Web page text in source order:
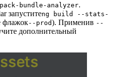
bundle-analyzer.
запуститеng build --stats-
флажок--prod). Применив --
дополнительный